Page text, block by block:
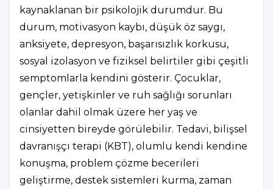
kaynaklanan bir psikolojik durumdur. Bu
durum, motivasyon kaybı, düşük öz saygı,
anksiyete, depresyon, başarısızlık korkusu,
sosyal izolasyon ve fiziksel belirtiler gibi çeşitli
semptomlarla kendini gösterir. Çocuklar,
gençler, yetişkinler ve ruh sağlığı sorunları
olanlar dahil olmak üzere her yaş ve
cinsiyetten bireyde görülebilir. Tedavi, bilişsel
davranışçı terapi (KBT), olumlu kendi kendine
konuşma, problem çözme becerileri
geliştirme, destek sistemleri kurma, zaman